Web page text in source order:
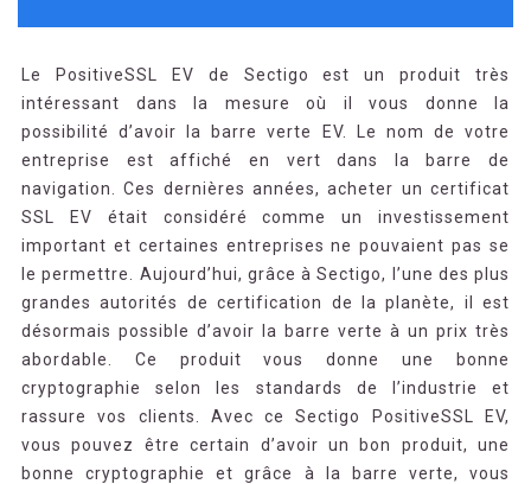
Le PositiveSSL EV de Sectigo est un produit très
intéressant dans la mesure où il vous donne la
possibilité d’avoir la barre verte EV. Le nom de votre
entreprise est affiché en vert dans la barre de
navigation. Ces dernières années, acheter un certificat
SSL EV était considéré comme un investissement
important et certaines entreprises ne pouvaient pas se
le permettre. Aujourd’hui, grâce à Sectigo, l’une des plus
grandes autorités de certification de la planète, il est
désormais possible d’avoir la barre verte à un prix très
abordable. Ce produit vous donne une bonne
cryptographie selon les standards de l’industrie et
rassure vos clients. Avec ce Sectigo PositiveSSL EV,
vous pouvez être certain d’avoir un bon produit, une
bonne cryptographie et grâce à la barre verte, vous